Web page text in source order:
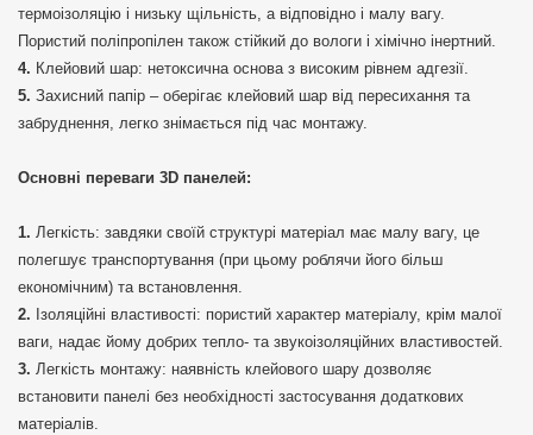
термоізоляцію і низьку щільність, а відповідно і малу вагу.
Пористий поліпропілен також стійкий до вологи і хімічно інертний.
Клейовий шар: нетоксична основа з високим рівнем адгезії.
Захисний папір – оберігає клейовий шар від пересихання та
забруднення, легко знімається під час монтажу.
Основні переваги 3D панелей:
Легкість: завдяки своїй структурі матеріал має малу вагу, це
полегшує транспортування (при цьому роблячи його більш
економічним) та встановлення.
Ізоляційні властивості: пористий характер матеріалу, крім малої
ваги, надає йому добрих тепло- та звукоізоляційних властивостей.
Легкість монтажу: наявність клейового шару дозволяє
встановити панелі без необхідності застосування додаткових
матеріалів.